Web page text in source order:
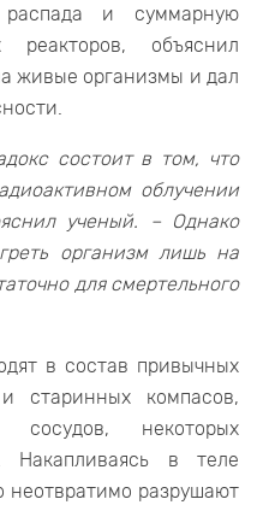
распада и суммарную
объяснил
живые организмы и дал
состоит в том, что
облучении
ученый. – Однако
организм лишь на
для смертельного
в состав привычных
старинных компасов,
некоторых
Накапливаясь в теле
неотвратимо разрушают